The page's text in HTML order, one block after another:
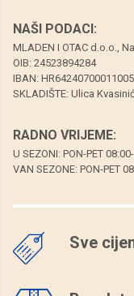
NAŠI PODACI:
MLADEN I OTAC d.o.o.,
OIB: 24523894284
IBAN:
SKLADIŠTE: Ulica
RADNO VRIJEME:
U SEZONI: PON-PET
VAN SEZONE: PON-PET
Sve